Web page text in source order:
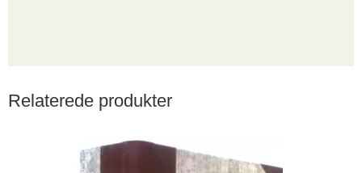
Relaterede produkter